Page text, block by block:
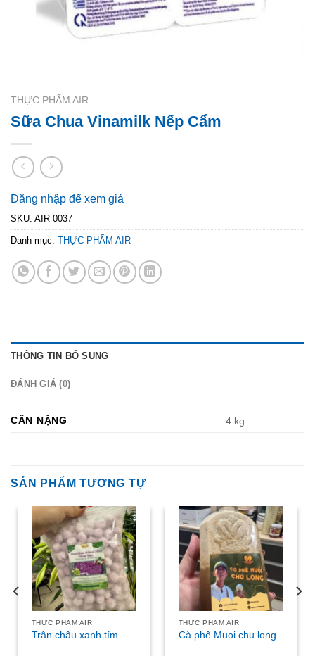
THỰC PHẨM AIR
Sữa Chua Vinamilk Nếp Cẩm
Đăng nhập để xem giá
SKU: AIR 0037
Danh mục: THỰC PHẨM AIR
THÔNG TIN BỔ SUNG
ĐÁNH GIÁ (0)
CÂN NẶNG 4 kg
SẢN PHẨM TƯƠNG TỰ
THỰC PHẨM AIR
Trân châu xanh tím
THỰC PHẨM AIR
Cà phê Muoi chu long